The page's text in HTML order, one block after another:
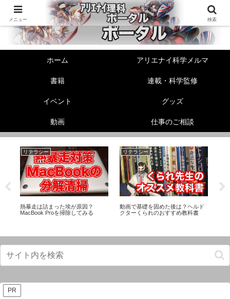
ホーム アリエナイ科学メルマ
書籍 連載・科学監修
イベント グッズ
動画 仕事のご相談
リテラシー
熱暴走は詰まった埃が原因？
MacBook Proを掃除してみる
リテラシー
動画で基礎を固めた後は？ヘルド
クターくられのおすすめ教科書
PR
メニュー 検索